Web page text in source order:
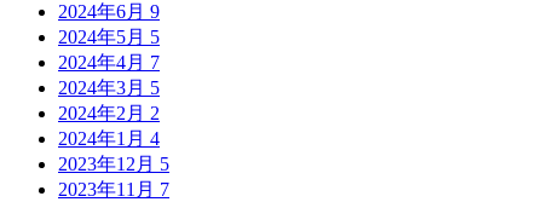
2024年6月 9
2024年5月 5
2024年4月 7
2024年3月 5
2024年2月 2
2024年1月 4
2023年12月 5
2023年11月 7